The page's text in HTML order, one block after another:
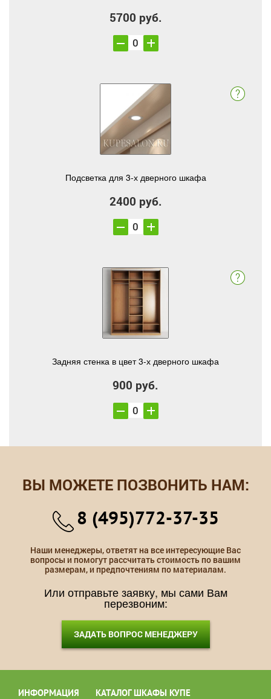
5700 руб.
Подсветка для 3-х дверного шкафа
2400 руб.
Задняя стенка в цвет 3-х дверного шкафа
900 руб.
ВЫ МОЖЕТЕ ПОЗВОНИТЬ НАМ:
8 (495)772-37-35
Наши менеджеры, ответят на все интересующие Вас
вопросы и помогут рассчитать стоимость по вашим
размерам, и предпочтениям по материалам.
Или отправьте заявку, мы сами Вам
перезвоним:
ЗАДАТЬ ВОПРОС МЕНЕДЖЕРУ
ИНФОРМАЦИЯ КАТАЛОГ ШКАФЫ КУПЕ